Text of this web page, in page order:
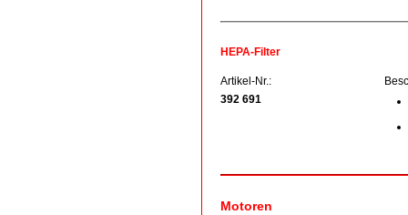
HEPA-Filter
Artikel-Nr.:
392 691
Motoren